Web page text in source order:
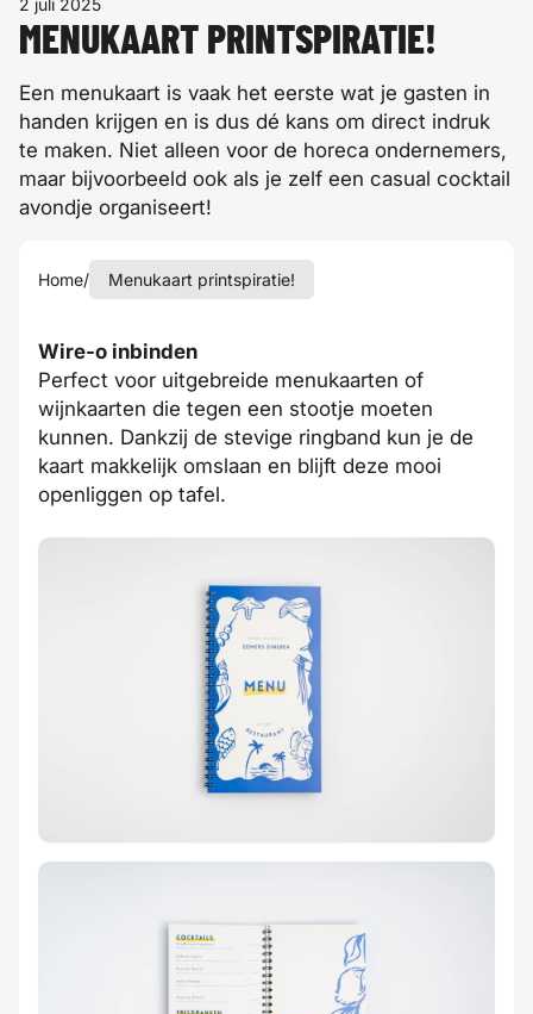
2 juli 2025
MENUKAART PRINTSPIRATIE!
Een menukaart is vaak het eerste wat je gasten in
handen krijgen en is dus dé kans om direct indruk
te maken. Niet alleen voor de horeca ondernemers,
maar bijvoorbeeld ook als je zelf een casual cocktail
avondje organiseert!
Home/ Menukaart printspiratie!
Wire-o inbinden
Perfect voor uitgebreide menukaarten of
wijnkaarten die tegen een stootje moeten
kunnen. Dankzij de stevige ringband kun je de
kaart makkelijk omslaan en blijft deze mooi
openliggen op tafel.